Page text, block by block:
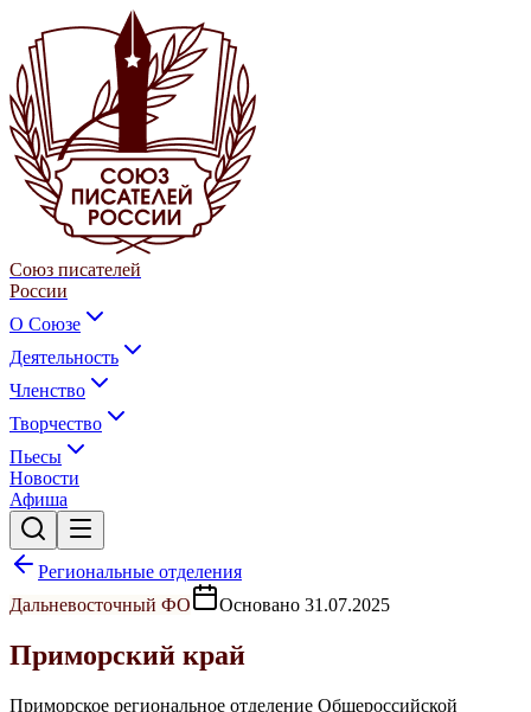
Союз писателей
России
О Союзе
Деятельность
Членство
Творчество
Пьесы
Новости
Афиша
Региональные отделения
Дальневосточный ФО Основано 31.07.2025
Приморский край
Приморское региональное отделение Общероссийской